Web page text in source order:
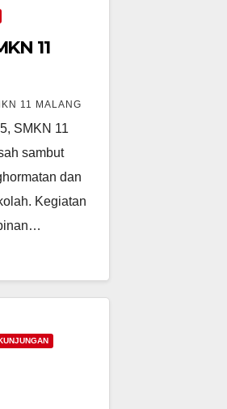
11
11 MALANG
SMKN 11
sambut
dan
Kegiatan